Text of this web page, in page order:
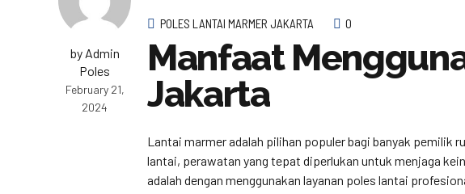
by Admin
Poles
February 21,
2024
POLES LANTAI MARMER JAKARTA 0
Manfaat
Jakarta
Lantai marmer adalah pilihan populer bagi banyak pemilik
lantai, perawatan yang tepat diperlukan untuk menjaga
adalah dengan menggunakan layanan poles lantai